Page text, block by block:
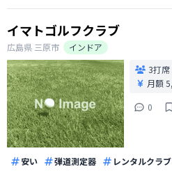
イマトゴルフクラブ
広島県 三原市
インドア
3打席
月額
0
安い 弾道測定器 レンタルクラブ